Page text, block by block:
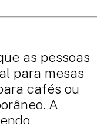
as pessoas
para mesas
cafés ou
A